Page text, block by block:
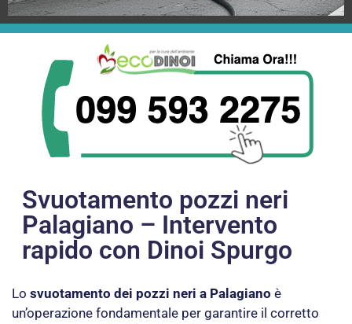
Svuotamento pozzi neri
Palagiano – Intervento
rapido con Dinoi Spurgo
Lo svuotamento dei pozzi neri a Palagiano è
un’operazione fondamentale per garantire il corretto